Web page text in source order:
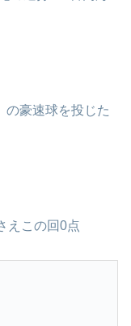
の豪速球を投じた
えこの回0点